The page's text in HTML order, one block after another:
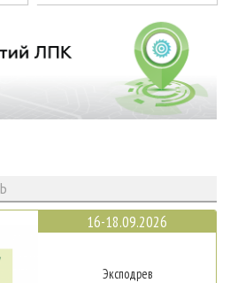
16-18.09.2026
Эксподрев